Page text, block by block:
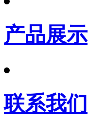
产品展示
联系我们